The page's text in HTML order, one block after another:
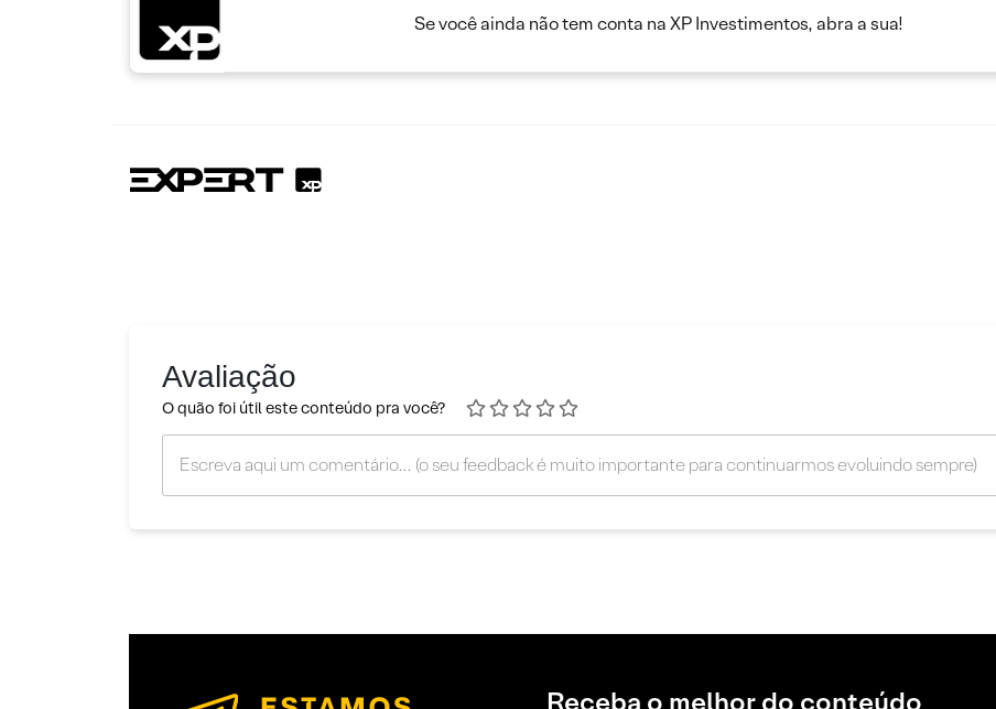
Se você ainda não tem conta na XP Investimentos, abra a sua!
Avaliação
O quão foi útil este conteúdo pra você?
Receba o melhor do conteúdo